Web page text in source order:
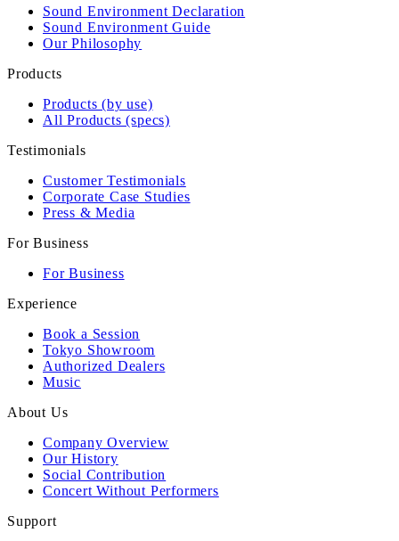
Sound Environment Declaration
Sound Environment Guide
Our Philosophy
Products
Products (by use)
All Products (specs)
Testimonials
Customer Testimonials
Corporate Case Studies
Press & Media
For Business
For Business
Experience
Book a Session
Tokyo Showroom
Authorized Dealers
Music
About Us
Company Overview
Our History
Social Contribution
Concert Without Performers
Support